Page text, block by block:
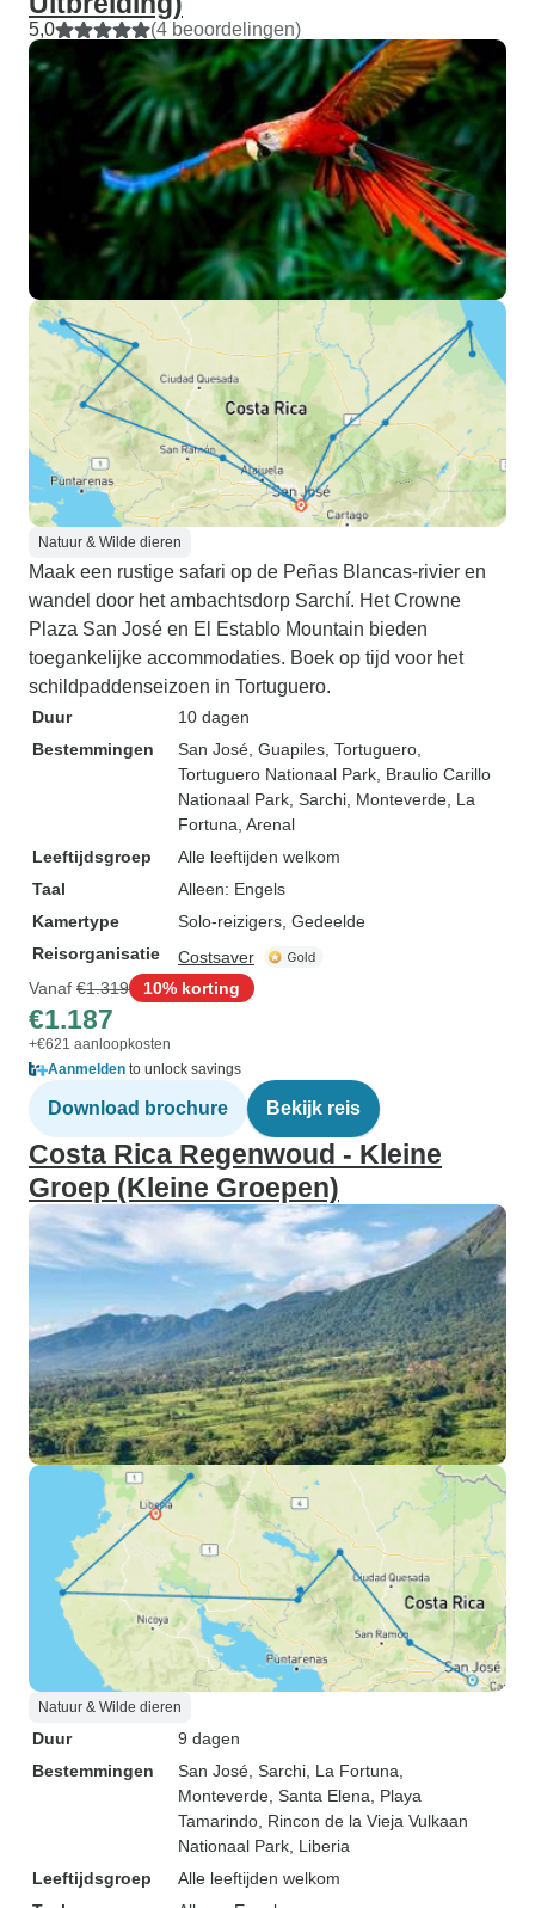
5,0 (4 beoordelingen)
Natuur & Wilde dieren
Maak een rustige safari op de Peñas Blancas-rivier en
wandel door het ambachtsdorp Sarchí. Het Crowne
Plaza San José en El Establo Mountain bieden
toegankelijke accommodaties. Boek op tijd voor het
schildpaddenseizoen in Tortuguero.
Duur
10 dagen
Bestemmingen
San José , Guapiles , Tortuguero
Tortuguero Nationaal Park , Braulio Carillo
Nationaal Park , Sarchi , Monteverde , La
Fortuna , Arenal
Leeftijdsgroep
Alle leeftijden welkom
Taal
Alleen: Engels
Kamertype
Solo-reizigers, Gedeelde
Reisorganisatie
Costsaver
Vanaf €1.319 10% korting
€1.187
+€621 aanloopkosten
Aanmelden to unlock savings
Download brochure Bekijk reis
Costa Rica Regenwoud - Kleine
Groep (Kleine Groepen)
Natuur & Wilde dieren
Duur
9 dagen
Bestemmingen
San José , Sarchi , La Fortuna
Monteverde , Santa Elena , Playa
Tamarindo , Rincon de la Vieja Vulkaan
Nationaal Park , Liberia
Leeftijdsgroep
Alle leeftijden welkom